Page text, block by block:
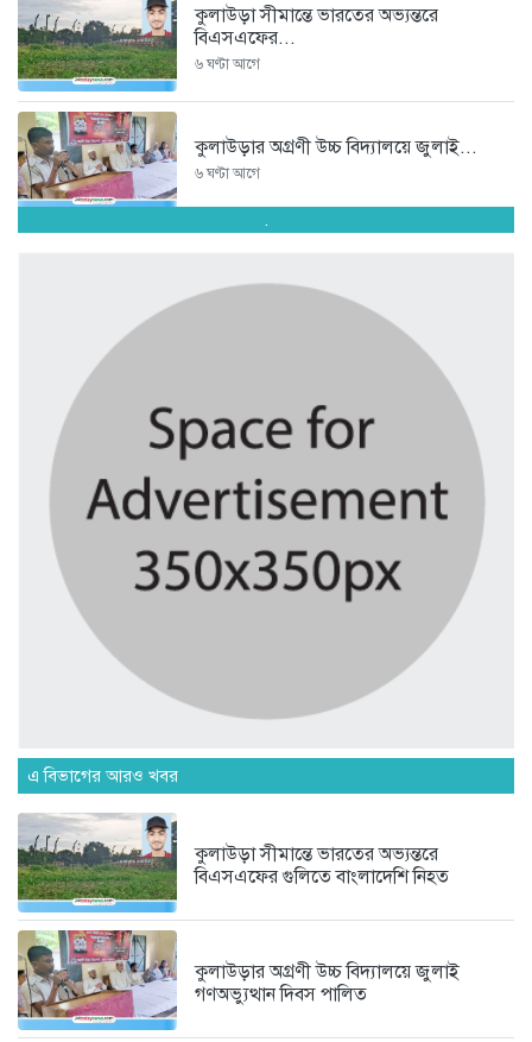
কুলাউড়া সীমান্তে ভারতের অভ্যন্তরে
বিএসএফের...
৬ ঘণ্টা আগে
কুলাউড়ার অগ্রণী উচ্চ বিদ্যালয়ে জুলাই...
৬ ঘণ্টা আগে
২৪ ঘণ্টা আগে
ফিফার বিশ্বকাপ বয়কটের সিদ্ধান্তে অটল...
শ্রীমঙ্গলে মাছের জালে আটকা পড়ে...
৩ দিন আগে
৩ দিন আগে
৩ দিন আগে
.
এ বিভাগের আরও খবর
কুলাউড়া সীমান্তে ভারতের অভ্যন্তরে
বিএসএফের গুলিতে বাংলাদেশি নিহত
কুলাউড়ার অগ্রণী উচ্চ বিদ্যালয়ে জুলাই
গণঅভ্যুত্থান দিবস পালিত